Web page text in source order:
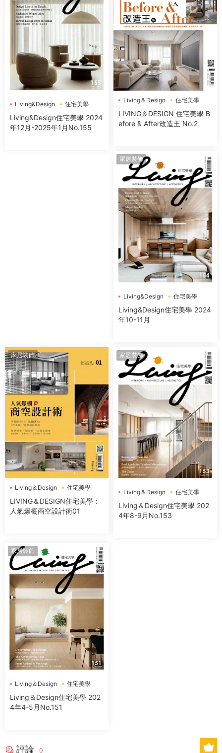
Living&Design 住宅美學
Living&Design住宅美學 2024
年12月-2025年1月No.155
Living＆Design 住宅美學
LIVING＆DESIGN 住宅美學 B
efore & After改造王 No.2
家居裝飾
Living&Design 住宅美學
Living&Design住宅美學 2024
年10-11月
家居裝飾
Living＆Design 住宅美學
LIVING＆DESIGN住宅美學：
人氣爆棚商空設計術01
家居裝飾
Living＆Design 住宅美學
Living＆Design住宅美學 202
4年8-9月No.153
家居裝飾
Living＆Design 住宅美學
Living＆Design住宅美學 202
4年4-5月No.151
評論 0